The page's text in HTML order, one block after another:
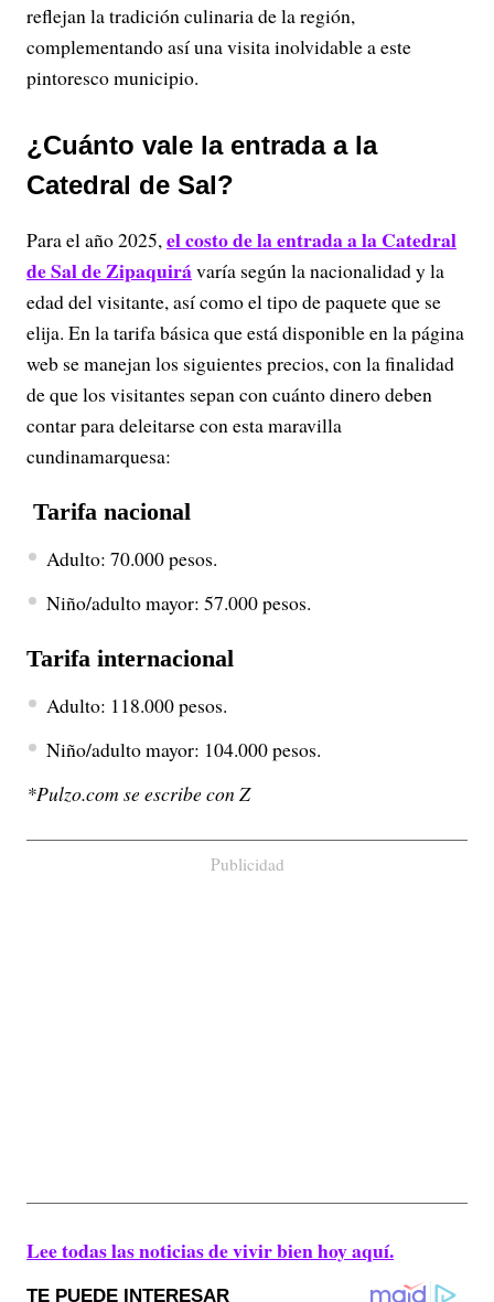
reflejan la tradición culinaria de la región,
complementando así una visita inolvidable a este
pintoresco municipio.
¿Cuánto vale la entrada a la
Catedral de Sal?
Para el año 2025,el costo de la entrada a la Catedral
de Sal de Zipaquirávaría según la nacionalidad y la
edad del visitante, así como el tipo de paquete que se
elija. En la tarifa básica que está disponible en la página
web se manejan los siguientes precios, con la finalidad
de que los visitantes sepan con cuánto dinero deben
contar para deleitarse con esta maravilla
cundinamarquesa:
Tarifa nacional
Adulto: 70.000 pesos.
Niño/adulto mayor: 57.000 pesos.
Tarifa internacional
Adulto: 118.000 pesos.
Niño/adulto mayor: 104.000 pesos.
*Pulzo.com se escribe con Z
Publicidad
Lee todas las noticias de vivir bien hoy aquí.